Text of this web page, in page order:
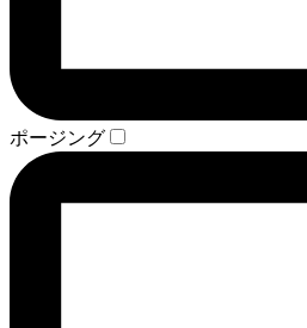
ポージング